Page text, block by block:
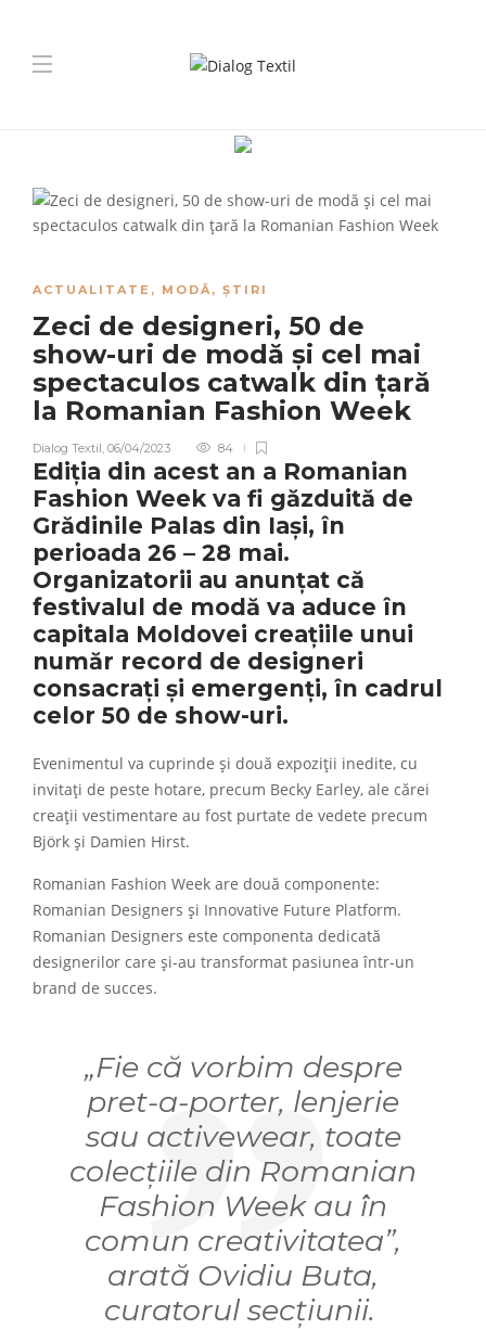
ACTUALITATE , MODĂ, ȘTIRI
Zeci de designeri, 50 de
show-uri de modă și cel mai
spectaculos catwalk din țară
la Romanian Fashion Week
Dialog Textil, 06/04/2023 84
Ediția din acest an a Romanian
Fashion Weekva fi găzduită de
Grădinile Palas din Iași, în
perioada 26 – 28 mai.
Organizatorii au anunțat că
festivalul de modă va aduce în
capitala Moldovei creațiile unui
număr record de designeri
consacrați și emergenți, în cadrul
celor 50 de show-uri.
Evenimentul va cuprinde și două expoziții inedite, cu
invitați de peste hotare, precum Becky Earley, ale cărei
creații vestimentare au fost purtate de vedete precum
Björk și Damien Hirst.
Romanian Fashion Week are două componente:
Romanian Designers și Innovative Future Platform.
Romanian Designers este componenta dedicată
designerilor care și-au transformat pasiunea într-un
brand de succes.
„Fie că vorbim despre
pret-a-porter, lenjerie
sau activewear, toate
colecțiile din Romanian
Fashion Week au în
comun creativitatea”,
arată Ovidiu Buta,
curatorul secțiunii.